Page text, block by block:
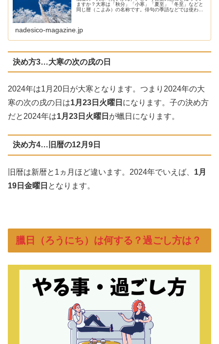
ますか？大寒は「秋分」「小寒」「夏至」「冬至」などと
同じ暦（こよみ）の名称です。俳句の季語などでは使われ
nadesico-magazine.jp
決め方3…大寒の次の戌の日
2024年は1月20日が大寒となります。つまり2024年の大
寒の次の戌の日は1月23日火曜日 になります。子の決め方
だと2024年は1月23日火曜日 が蠟日になります。
決め方4…旧暦の12月9日
旧暦は新暦と1ヵ月ほど違います。2024年でいえば、 1月
19日金曜日 となります。
臘日（ろうにち）は何する？過ごし方は？